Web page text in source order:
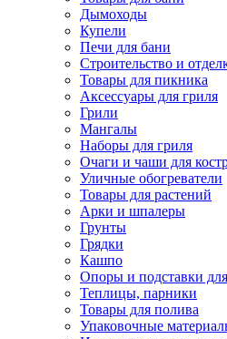
Дымоходы
Купели
Печи для бани
Строительство и
Товары для пикника
Аксессуары для гриля
Грили
Мангалы
Наборы для гриля
Очаги и чаши для
Уличные обогреватели
Товары для растений
Арки и шпалеры
Грунты
Грядки
Кашпо
Опоры и подставки
Теплицы, парники
Товары для полива
Упаковочные